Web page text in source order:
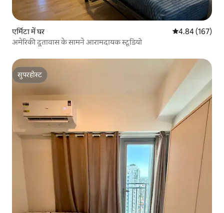
एर्मिटा में घर औसत रेटिंग 5 में से
4.84 (167)
अमेरिकी दूतावास के सामने आरामदायक स्टूडियो
सुपरहोस्ट
सुपरहोस्ट